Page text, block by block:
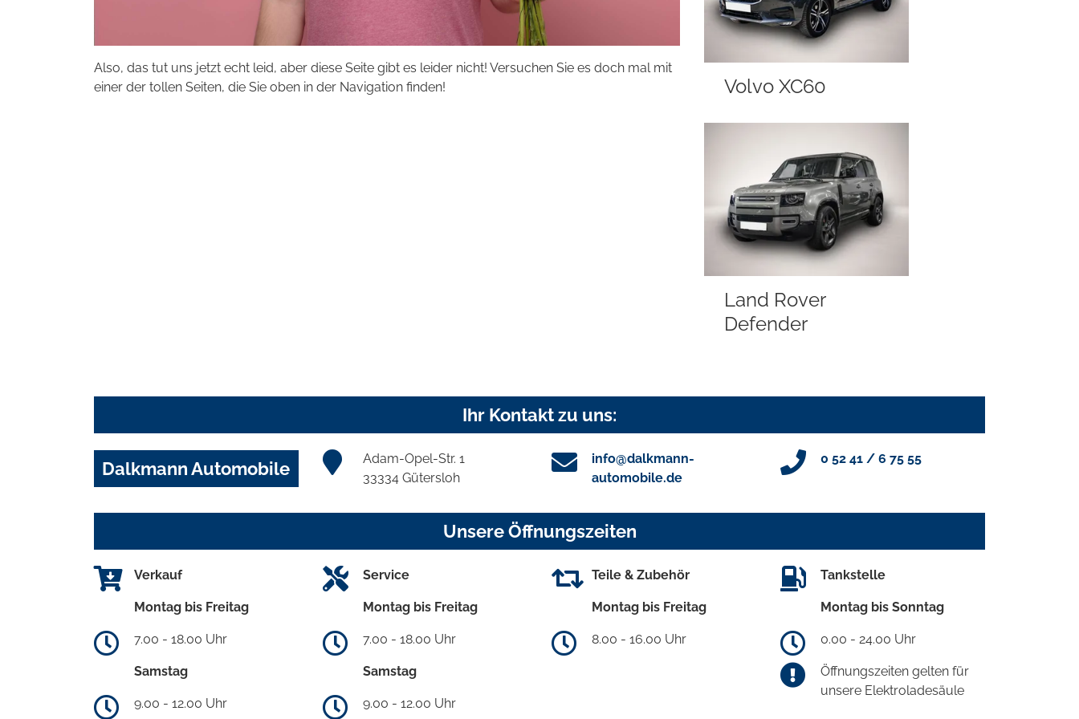
Also, das tut uns jetzt echt leid, aber diese Seite gibt es leider nicht! Versuchen Sie es doch mal mit
einer der tollen Seiten, die Sie oben in der Navigation finden!
Volvo XC60
Land Rover
Defender
Ihr Kontakt zu uns:
Dalkmann Automobile
Adam-Opel-Str. 1
33334 Gütersloh
info@dalkmann-
automobile.de
0 52 41 / 6 75 55
Unsere Öffnungszeiten
Verkauf
Montag bis Freitag
7.00 - 18.00 Uhr
Samstag
9.00 - 12.00 Uhr
Service
Montag bis Freitag
7.00 - 18.00 Uhr
Samstag
9.00 - 12.00 Uhr
Teile & Zubehör
Montag bis Freitag
8.00 - 16.00 Uhr
Tankstelle
Montag bis Sonntag
0.00 - 24.00 Uhr
Öffnungszeiten gelten für
unsere Elektroladesäule